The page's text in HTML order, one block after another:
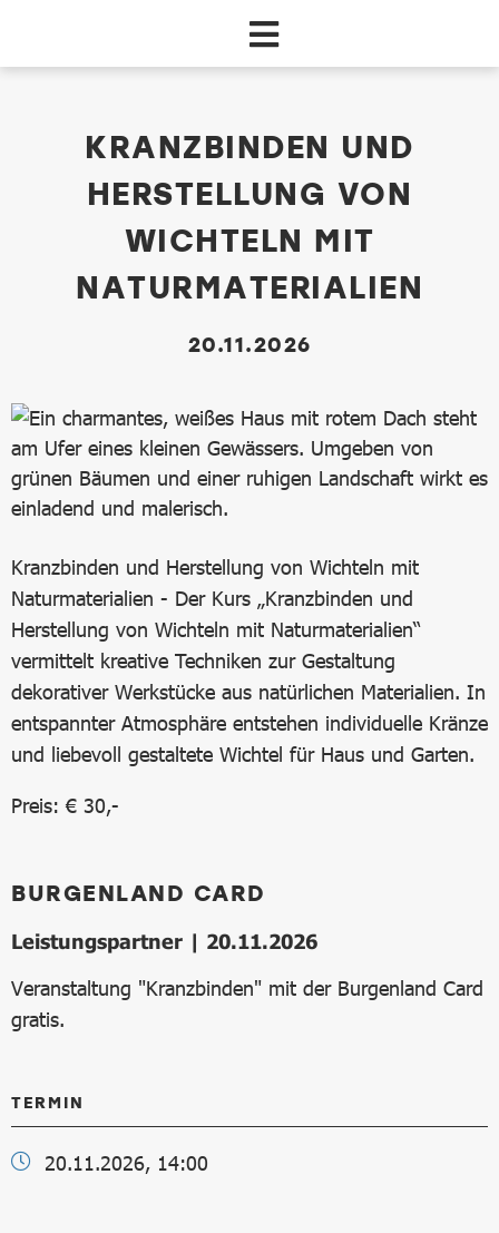
KRANZBINDEN UND
HERSTELLUNG VON
WICHTELN MIT
NATURMATERIALIEN
20.11.2026
Kranzbinden und Herstellung von Wichteln mit
Naturmaterialien - Der Kurs „Kranzbinden und
Herstellung von Wichteln mit Naturmaterialien“
vermittelt kreative Techniken zur Gestaltung
dekorativer Werkstücke aus natürlichen Materialien. In
entspannter Atmosphäre entstehen individuelle Kränze
und liebevoll gestaltete Wichtel für Haus und Garten.
Preis: € 30,-
BURGENLAND CARD
Leistungspartner | 20.11.2026
Veranstaltung "Kranzbinden" mit der Burgenland Card
gratis.
TERMIN
20.11.2026, 14:00